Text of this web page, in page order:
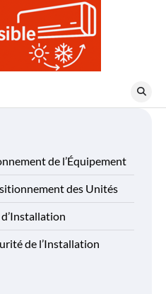
de l’Équipement
des Unités
de l’Installation